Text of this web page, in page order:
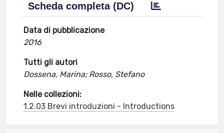
Scheda completa (DC)
Data di pubblicazione
2016
Tutti gli autori
Dossena, Marina; Rosso, Stefano
Nelle collezioni:
1.2.03 Brevi introduzioni - Introductions